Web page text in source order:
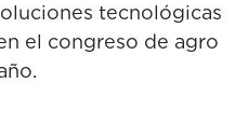
tecnológicas
el congreso de agro